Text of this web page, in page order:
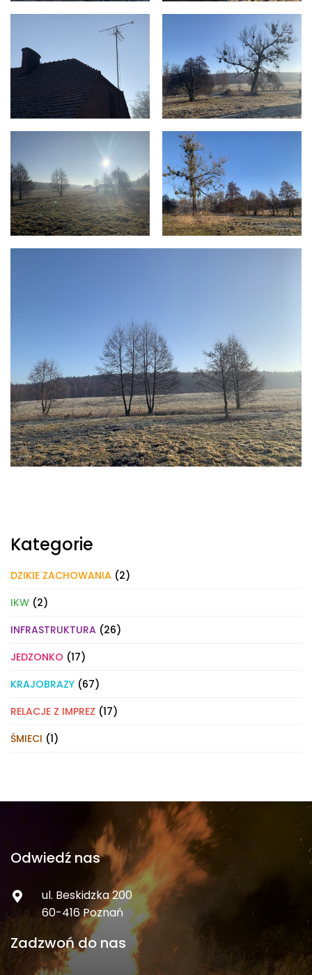
Kategorie
DZIKIE ZACHOWANIA (2)
IKW (2)
INFRASTRUKTURA (26)
JEDZONKO (17)
KRAJOBRAZY (67)
RELACJE Z IMPREZ (17)
ŚMIECI (1)
Odwiedź nas
ul. Beskidzka 200
60-416 Poznań
Zadzwoń do nas